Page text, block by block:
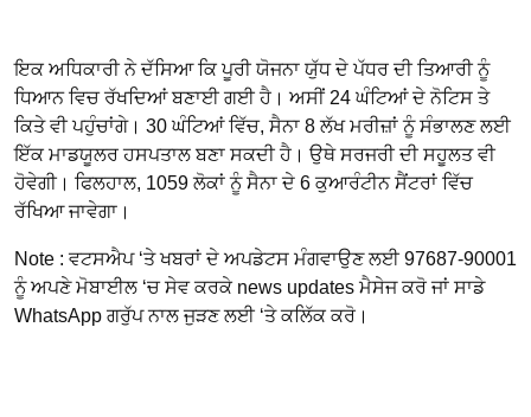
ਇਕ ਅਧਿਕਾਰੀ ਨੇ ਦੱਸਿਆ ਕਿ ਪੂਰੀ ਯੋਜਨਾ ਯੁੱਧ ਦੇ ਪੱਧਰ ਦੀ ਤਿਆਰੀ ਨੂੰ
ਧਿਆਨ ਵਿਚ ਰੱਖਦਿਆਂ ਬਣਾਈ ਗਈ ਹੈ। ਅਸੀਂ 24 ਘੰਟਿਆਂ ਦੇ ਨੋਟਿਸ ਤੇ
ਕਿਤੇ ਵੀ ਪਹੁੰਚਾਂਗੇ। 30 ਘੰਟਿਆਂ ਵਿੱਚ, ਸੈਨਾ 8 ਲੱਖ ਮਰੀਜ਼ਾਂ ਨੂੰ ਸੰਭਾਲਣ ਲਈ
ਇੱਕ ਮਾਡਯੂਲਰ ਹਸਪਤਾਲ ਬਣਾ ਸਕਦੀ ਹੈ। ਉਥੇ ਸਰਜਰੀ ਦੀ ਸਹੂਲਤ ਵੀ
ਹੋਵੇਗੀ। ਫਿਲਹਾਲ, 1059 ਲੋਕਾਂ ਨੂੰ ਸੈਨਾ ਦੇ 6 ਕੁਆਰੰਟੀਨ ਸੈਂਟਰਾਂ ਵਿੱਚ
ਰੱਖਿਆ ਜਾਵੇਗਾ।
Note : ਵਟਸਐਪ ‘ਤੇ ਖਬਰਾਂ ਦੇ ਅਪਡੇਟਸ ਮੰਗਵਾਉਣ ਲਈ 97687-90001
ਨੂੰ ਅਪਣੇ ਮੋਬਾਈਲ ‘ਚ ਸੇਵ ਕਰਕੇ news updates ਮੈਸੇਜ ਕਰੋ ਜਾਂ ਸਾਡੇ
WhatsApp ਗਰੁੱਪ ਨਾਲ ਜੁੜਣ ਲਈ ‘ਤੇ ਕਲਿੱਕ ਕਰੋ।